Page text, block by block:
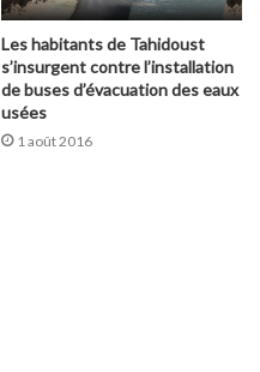
Les habitants de Tahidoust
s’insurgent contre l’installation
de buses d’évacuation des eaux
usées
1 août 2016